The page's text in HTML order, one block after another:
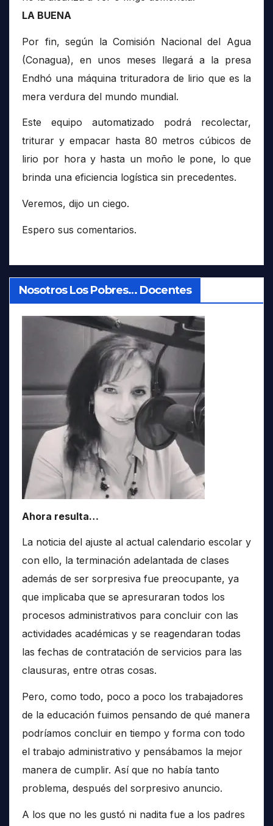
LA BUENA
Por fin, según la Comisión Nacional del Agua
(Conagua), en unos meses llegará a la presa
Endhó una máquina trituradora de lirio que es la
mera verdura del mundo mundial.
Este equipo automatizado podrá recolectar,
triturar y empacar hasta 80 metros cúbicos de
lirio por hora y hasta un moño le pone, lo que
brinda una eficiencia logística sin precedentes.
Veremos, dijo un ciego.
Espero sus comentarios.
Nosotros Los Pobres… Docentes
Ahora resulta…
La noticia del ajuste al actual calendario escolar y
con ello, la terminación adelantada de clases
además de ser sorpresiva fue preocupante, ya
que implicaba que se apresuraran todos los
procesos administrativos para concluir con las
actividades académicas y se reagendaran todas
las fechas de contratación de servicios para las
clausuras, entre otras cosas.
Pero, como todo, poco a poco los trabajadores
de la educación fuimos pensando de qué manera
podríamos concluir en tiempo y forma con todo
el trabajo administrativo y pensábamos la mejor
manera de cumplir. Así que no había tanto
problema, después del sorpresivo anuncio.
A los que no les gustó ni nadita fue a los padres